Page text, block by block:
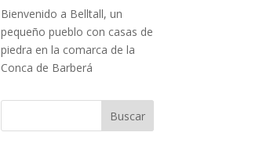
Bienvenido a Belltall, un
pequeño pueblo con casas de
piedra en la comarca de la
Conca de Barberá
Buscar